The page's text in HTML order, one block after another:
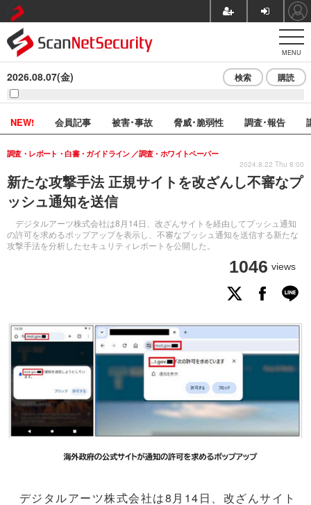
MENU
2026.08.07(金) 検索 購読
NEW! 会員記事 被害･事故 脅威･脆弱性 調査･報告
新たな攻撃手法 正規サイトを改ざんし不審なプ
ッシュ通知を送信
デジタルアーツ株式会社は8月14日、改ざんサイトを経由してプッシュ通知
の許可を求めるポップアップを表示し、不審なプッシュ通知を送信する新たな
攻撃手法を分析したセキュリティレポートを公開した。
調査・レポート・白書・ガイドライン 調査・ホワイトペーパー
1046 views
2024.8.22 Thu 8:00
デジタルアーツ株式会社は8月14日、改ざんサイト